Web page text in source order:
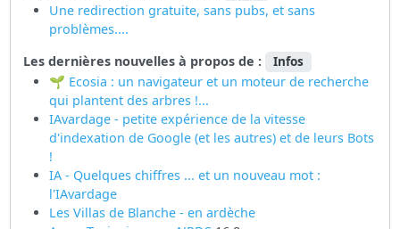
Une redirection gratuite, sans pubs, et sans
problèmes....
Les dernières nouvelles à propos de :
Infos
🌱 Ecosia : un navigateur et un moteur de recherche
qui plantent des arbres !...
IAvardage - petite expérience de la vitesse
d'indexation de Google (et les autres) et de leurs Bots
!
IA - Quelques chiffres ... et un nouveau mot :
l'IAvardage
Les Villas de Blanche - en ardèche